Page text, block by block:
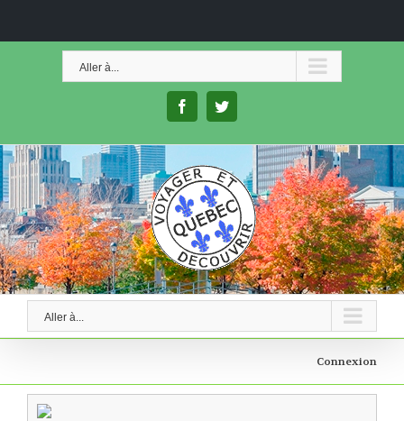
Aller à...
facebooktwitter
Aller à...
Connexion